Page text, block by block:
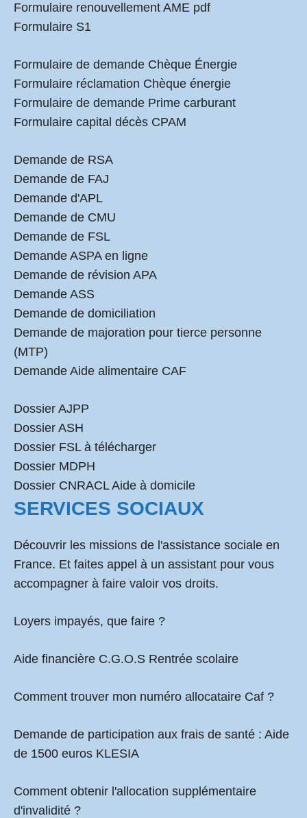
Formulaire renouvellement AME pdf
Formulaire S1
Formulaire de demande Chèque Énergie
Formulaire réclamation Chèque énergie
Formulaire de demande Prime carburant
Formulaire capital décès CPAM
Demande de RSA
Demande de FAJ
Demande d'APL
Demande de CMU
Demande de FSL
Demande ASPA en ligne
Demande de révision APA
Demande ASS
Demande de domiciliation
Demande de majoration pour tierce personne
(MTP)
Demande Aide alimentaire CAF
Dossier AJPP
Dossier ASH
Dossier FSL à télécharger
Dossier MDPH
Dossier CNRACL Aide à domicile
SERVICES SOCIAUX
Découvrir les missions de l'assistance sociale en
France. Et faites appel à un assistant pour vous
accompagner à faire valoir vos droits.
Loyers impayés, que faire ?
Aide financière C.G.O.S Rentrée scolaire
Comment trouver mon numéro allocataire Caf ?
Demande de participation aux frais de santé : Aide
de 1500 euros KLESIA
Comment obtenir l'allocation supplémentaire
d'invalidité ?